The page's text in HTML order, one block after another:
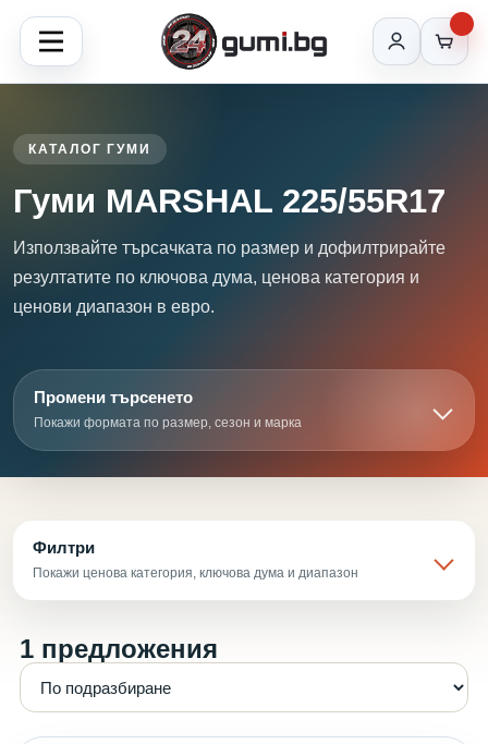
КАТАЛОГ ГУМИ
Гуми MARSHAL 225/55R17
Използвайте търсачката по размер и дофилтрирайте
резултатите по ключова дума, ценова категория и
ценови диапазон в евро.
Промени търсенето
Покажи формата по размер, сезон и марка
Филтри
Покажи ценова категория, ключова дума и диапазон
1 предложения